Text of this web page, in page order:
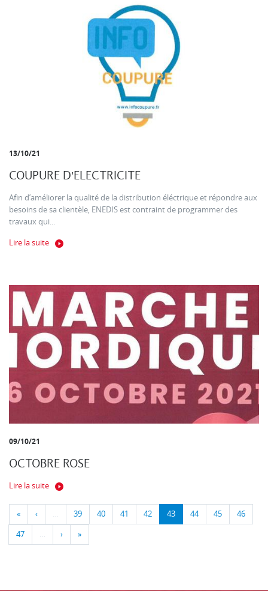
13/10/21
COUPURE D'ELECTRICITE
Afin d’améliorer la qualité de la distribution éléctrique et répondre aux
besoins de sa clientèle, ENEDIS est contraint de programmer des
travaux qui...
Lire la suite
09/10/21
OCTOBRE ROSE
Lire la suite
« ‹ … 39 40 41 42 43 44 45 46
47 … › »